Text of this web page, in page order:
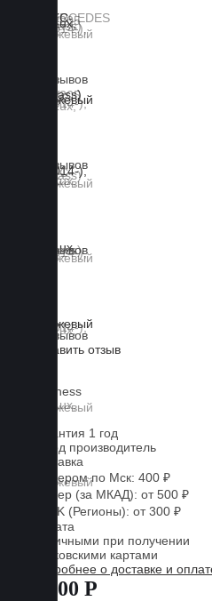
0 отзывов
0 отзывов
0 отзывов
0 отзывов
Оставить отзыв
Business
Гарантия 1 год
Завод производитель
Доставка
Курьером по Мск: 400 ₽
Курьер (за МКАД): от 500 ₽
CDEK (Регионы): от 300 ₽
Оплата
Наличными при получении
Банковскими картами
Подробнее о доставке и
7 800 Р